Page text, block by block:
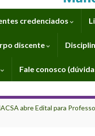
credenciados
discente
Fale conosco
abre Edital para